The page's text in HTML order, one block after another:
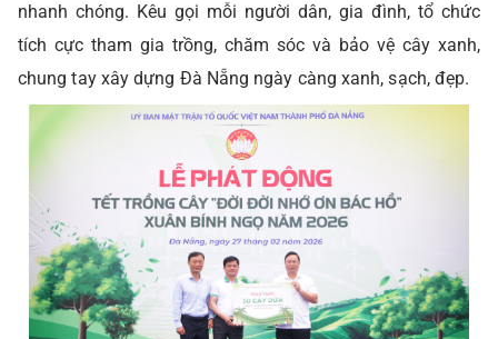
nhanh chóng. Kêu gọi mỗi người dân, gia đình, tổ chức
tích cực tham gia trồng, chăm sóc và bảo vệ cây xanh,
chung tay xây dựng Đà Nẵng ngày càng xanh, sạch, đẹp.